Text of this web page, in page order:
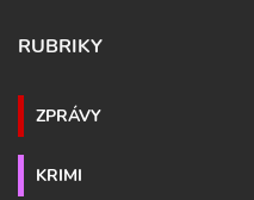
RUBRIKY
ZPRÁVY
KRIMI